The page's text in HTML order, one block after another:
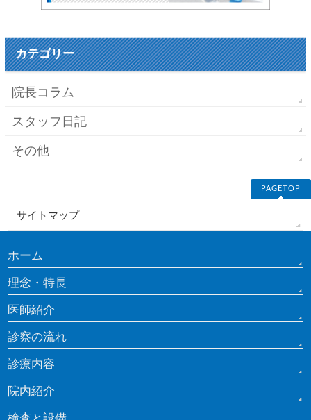
カテゴリー
院長コラム
スタッフ日記
その他
PAGETOP
サイトマップ
ホーム
理念・特長
医師紹介
診察の流れ
診療内容
院内紹介